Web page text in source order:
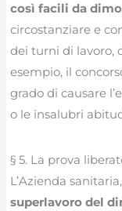
così facili da
circostanziare e
dei turni di lavoro,
esempio, il
grado di causare
o le insalubri
§ 5. La prova
L’Azienda
superlavoro del